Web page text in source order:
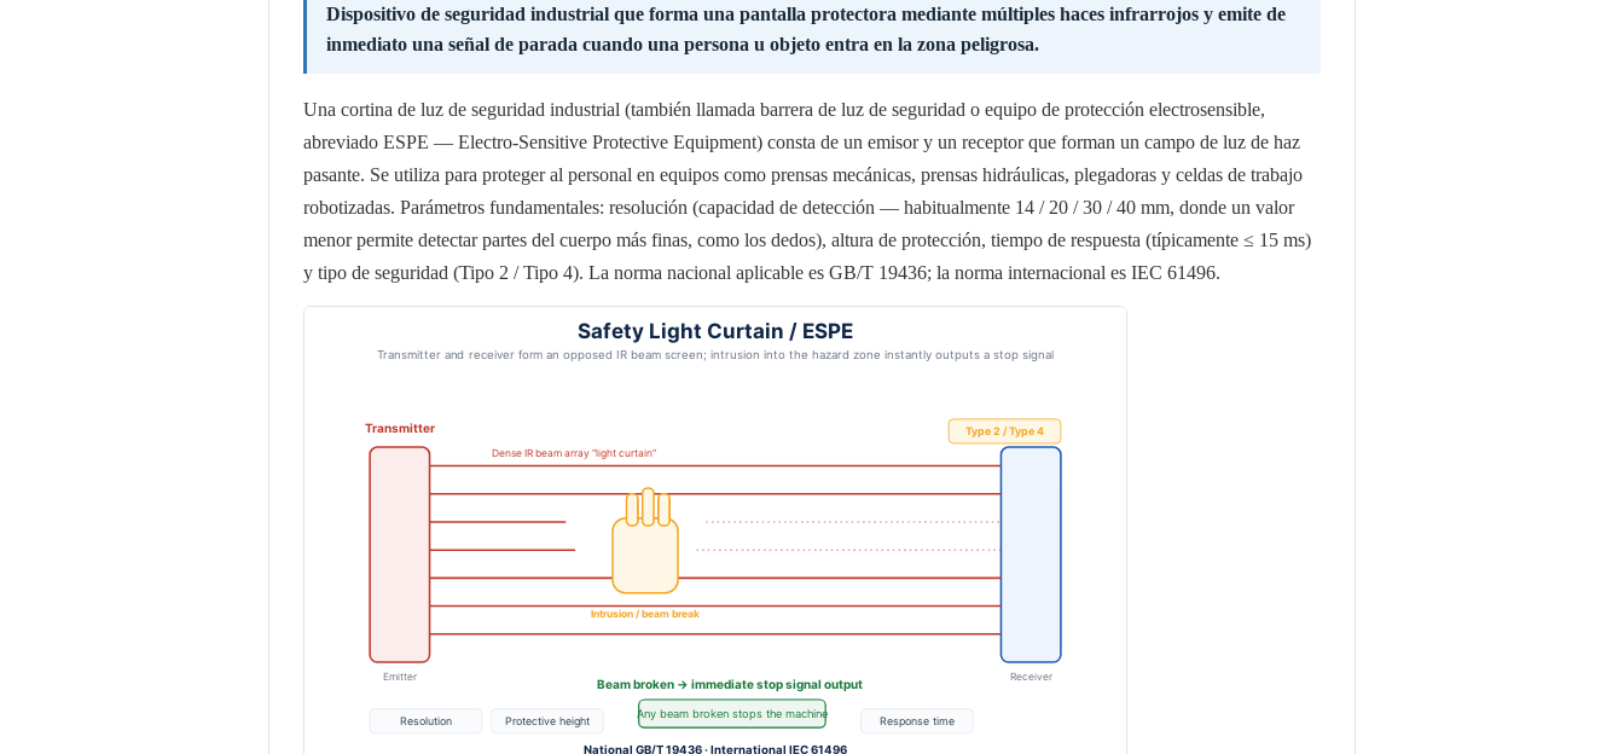
Dispositivo de seguridad industrial que forma una pantalla protectora mediante múltiples haces infrarrojos y emite de
inmediato una señal de parada cuando una persona u objeto entra en la zona peligrosa.
Una cortina de luz de seguridad industrial (también llamada barrera de luz de seguridad o equipo de protección electrosensible,
abreviado ESPE — Electro-Sensitive Protective Equipment) consta de un emisor y un receptor que forman un campo de luz de haz
pasante. Se utiliza para proteger al personal en equipos como prensas mecánicas, prensas hidráulicas, plegadoras y celdas de trabajo
robotizadas. Parámetros fundamentales: resolución (capacidad de detección — habitualmente 14 / 20 / 30 / 40 mm, donde un valor
menor permite detectar partes del cuerpo más finas, como los dedos), altura de protección, tiempo de respuesta (típicamente ≤ 15 ms)
y tipo de seguridad (Tipo 2 / Tipo 4). La norma nacional aplicable es GB/T 19436; la norma internacional es IEC 61496.